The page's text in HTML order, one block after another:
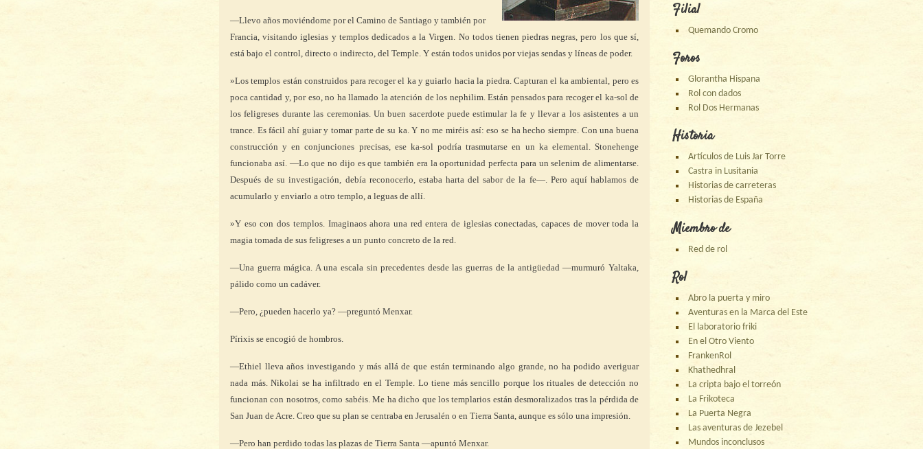
—Llevo años moviéndome por el Camino de Santiago y también por
Francia, visitando iglesias y templos dedicados a la Virgen. No todos tienen piedras negras, pero los que sí,
está bajo el control, directo o indirecto, del Temple. Y están todos unidos por viejas sendas y líneas de poder.
»Los templos están construidos para recoger el ka y guiarlo hacia la piedra. Capturan el ka ambiental, pero es
poca cantidad y, por eso, no ha llamado la atención de los nephilim. Están pensados para recoger el ka-sol de
los feligreses durante las ceremonias. Un buen sacerdote puede estimular la fe y llevar a los asistentes a un
trance. Es fácil ahí guiar y tomar parte de su ka. Y no me miréis así: eso se ha hecho siempre. Con una buena
construcción y en conjunciones precisas, ese ka-sol podría trasmutarse en un ka elemental. Stonehenge
funcionaba así. —Lo que no dijo es que también era la oportunidad perfecta para un selenim de alimentarse.
Después de su investigación, debía reconocerlo, estaba harta del sabor de la fe—. Pero aquí hablamos de
acumularlo y enviarlo a otro templo, a leguas de allí.
»Y eso con dos templos. Imaginaos ahora una red entera de iglesias conectadas, capaces de mover toda la
magia tomada de sus feligreses a un punto concreto de la red.
—Una guerra mágica. A una escala sin precedentes desde las guerras de la antigüedad —murmuró Yaltaka,
pálido como un cadáver.
—Pero, ¿pueden hacerlo ya? —preguntó Menxar.
Pírixis se encogió de hombros.
—Ethiel lleva años investigando y más allá de que están terminando algo grande, no ha podido averiguar
nada más. Nikolai se ha infiltrado en el Temple. Lo tiene más sencillo porque los rituales de detección no
funcionan con nosotros, como sabéis. Me ha dicho que los templarios están desmoralizados tras la pérdida de
San Juan de Acre. Creo que su plan se centraba en Jerusalén o en Tierra Santa, aunque es sólo una impresión.
—Pero han perdido todas las plazas de Tierra Santa —apuntó Menxar.
Filial
Quemando Cromo
Foros
Glorantha Hispana
Rol con dados
Rol Dos Hermanas
Historia
Artículos de Luis Jar Torre
Castra in Lusitania
Historias de carreteras
Historias de España
Miembro de
Red de rol
Rol
Abro la puerta y miro
Aventuras en la Marca del Este
El laboratorio friki
En el Otro Viento
FrankenRol
Khathedhral
La cripta bajo el torreón
La Frikoteca
La Puerta Negra
Las aventuras de Jezebel
Mundos inconclusos